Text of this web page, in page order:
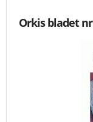
Orkis bladet